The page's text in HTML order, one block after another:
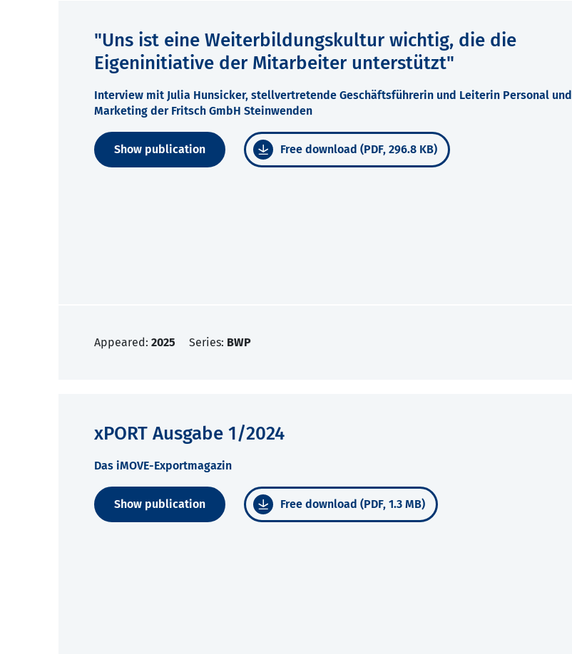
"Uns ist eine Weiterbildungskultur wichtig, die die
Eigeninitiative der Mitarbeiter unterstützt"
Interview mit Julia Hunsicker, stellvertretende Geschäftsführerin und Leiterin Personal und
Marketing der Fritsch GmbH Steinwenden
Show publication Free download (PDF, 296.8 KB)
Appeared: 2025 Series: BWP
xPORT Ausgabe 1/2024
Das iMOVE-Exportmagazin
Show publication Free download (PDF, 1.3 MB)